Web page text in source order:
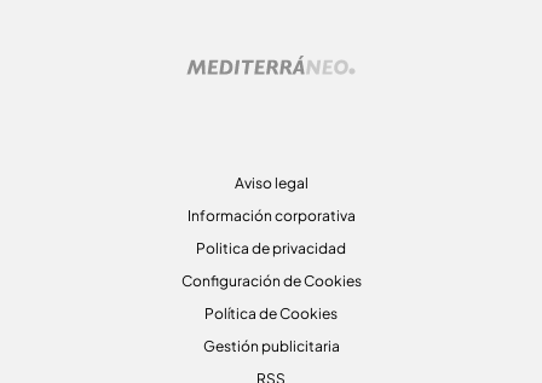
Aviso legal
Información corporativa
Politica de privacidad
Configuración de Cookies
Política de Cookies
Gestión publicitaria
RSS